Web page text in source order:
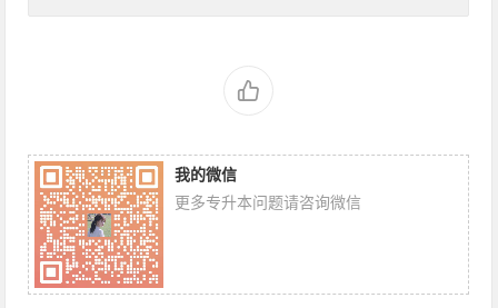
我的微信
更多专升本问题请咨询微信